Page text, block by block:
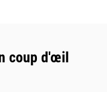
coup d'œil